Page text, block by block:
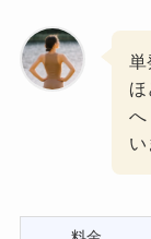
単
ほ
へ
い